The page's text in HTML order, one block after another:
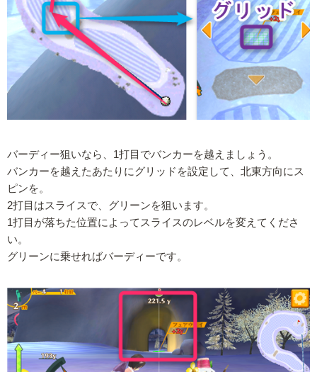
バーディー狙いなら、1打目でバンカーを越えましょう。
バンカーを越えたあたりにグリッドを設定して、北東方向にス
ピンを。
2打目はスライスで、グリーンを狙います。
1打目が落ちた位置によってスライスのレベルを変えてくださ
い。
グリーンに乗せればバーディーです。